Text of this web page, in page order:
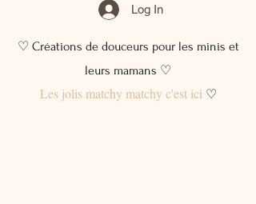
Log In
♡ Créations de douceurs pour les minis et
leurs mamans ♡
Les jolis matchy matchy c'est ici♡